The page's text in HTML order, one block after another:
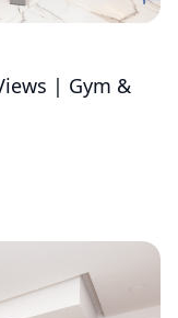
| Gym &